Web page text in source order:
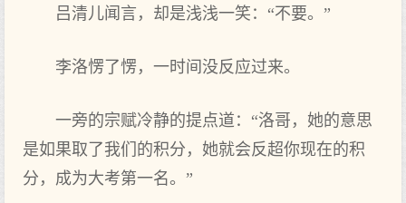
吕清儿闻言，却是浅浅一笑：“不要。”
李洛愣了愣，一时间没反应过来。
一旁的宗赋冷静的提点道：“洛哥，她的意思
是如果取了我们的积分，她就会反超你现在的积
分，成为大考第一名。”